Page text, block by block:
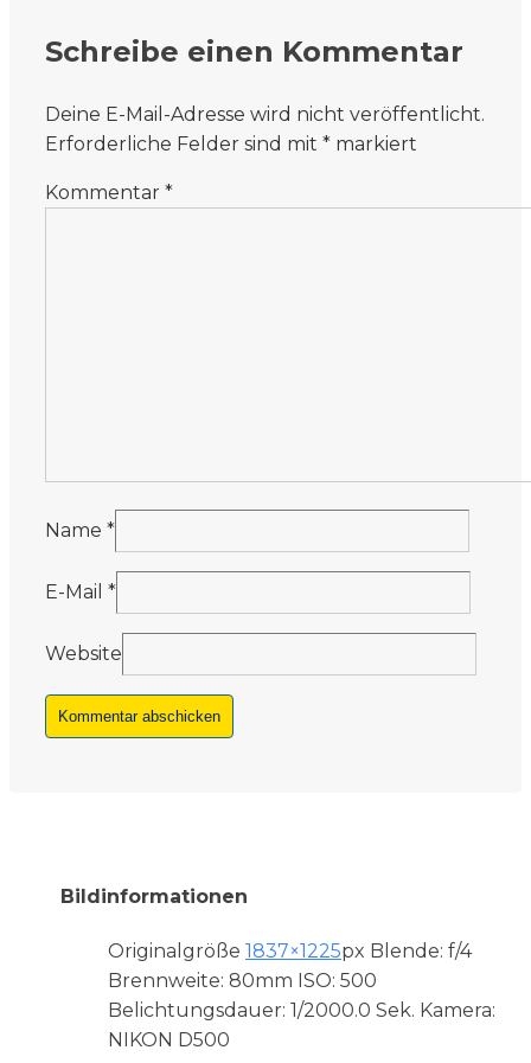
Schreibe einen Kommentar
Deine E-Mail-Adresse wird nicht veröffentlicht.
Erforderliche Felder sind mit * markiert
Kommentar *
Name *
E-Mail *
Website
Bildinformationen
Originalgröße 1837×1225px Blende: f/4
Brennweite: 80mm ISO: 500
Belichtungsdauer: 1/2000.0 Sek. Kamera:
NIKON D500